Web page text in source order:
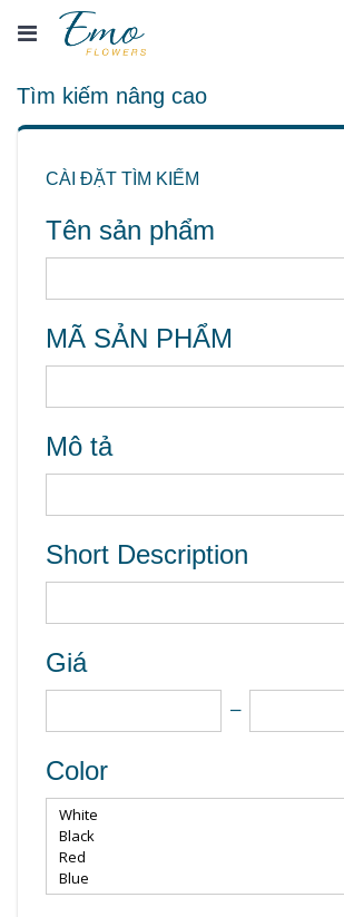
Tìm kiếm nâng cao
CÀI ĐẶT TÌM KIẾM
Tên sản phẩm
MÃ SẢN PHẨM
Mô tả
Short Description
Giá
Color